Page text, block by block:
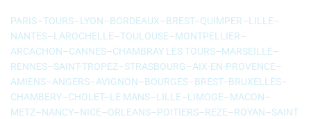
PARIS–TOURS–LYON–BORDEAUX–BREST–QUIMPER–LILLE–
NANTES–LAROCHELLE–TOULOUSE–MONTPELLIER–
ARCACHON–CANNES–CHAMBRAY LES TOURS–MARSEILLE–
RENNES–SAINT-TROPEZ–STRASBOURG–AIX-EN-PROVENCE–
AMIENS–ANGERS–AVIGNON–BOURGES–BREST–BRUXELLES–
CHAMBERY–CHOLET–LE MANS–LILLE–LIMOGE–MACON–
METZ–NANCY–NICE–ORLEANS–POITIERS–REZE–ROYAN–SAINT